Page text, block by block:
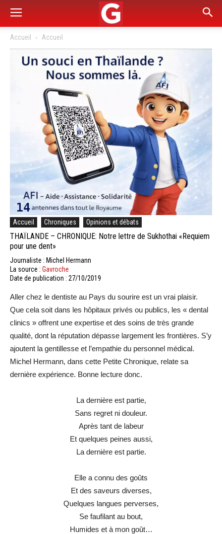
Accueil Accueil
Accueil Chroniques Opinions et débats
THAÏLANDE – CHRONIQUE: Notre lettre de Sukhothai «Requiem
pour une dent»
Journaliste : Michel Hermann
La source : Gavroche
Date de publication : 27/10/2019
Aller chez le dentiste au Pays du sourire est un vrai plaisir.
Que cela soit dans les hôpitaux privés ou publics, les « dental
clinics » offrent une expertise et des soins de très grande
qualité, dont la réputation dépasse largement les frontières. S’y
ajoutent la gentillesse et l’empathie du personnel médical.
Michel Hermann, dans cette Petite Chronique, relate sa
dernière expérience. Bonne lecture donc.
La dernière est partie,
Sans regret ni douleur.
Après tant de labeur
Et quelques peines aussi,
La dernière est partie.
Elle a connu des goûts
Et des saveurs diverses,
Quelques langues perverses,
Se faufilant au bout,
Humides et à mon goût…